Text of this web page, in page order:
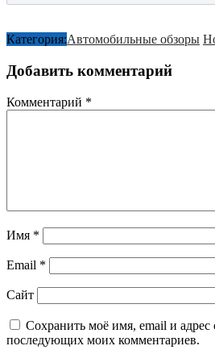
Категория:Автомобильные обзоры
Добавить комментарий
Комментарий *
Имя *
Email *
Сайт
Сохранить моё имя, email и адрес
последующих моих комментариев.